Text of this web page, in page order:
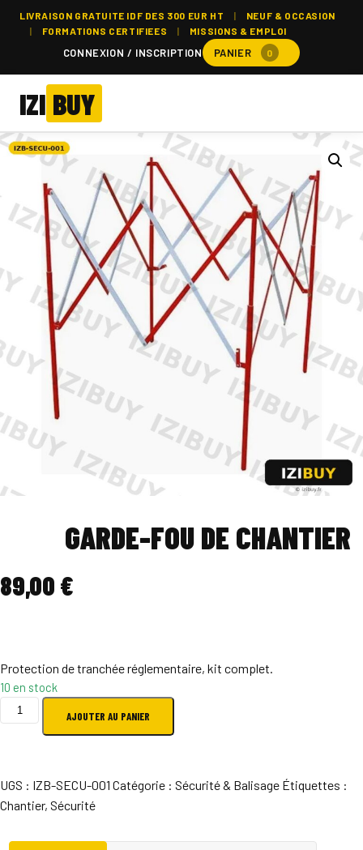
LIVRAISON GRATUITE IDF DES 300 EUR HT |
NEUF & OCCASION
|
FORMATIONS CERTIFIEES | MISSIONS & EMPLOI
CONNEXION / INSCRIPTION PANIER 0
IZI BUY
GARDE-FOU DE CHANTIER
89,00 €
Protection de tranchée réglementaire, kit complet.
10 en stock
quantité
de
de
chantier
AJOUTER AU PANIER
UGS : IZB-SECU-001 Catégorie : Sécurité & Balisage Étiquettes :
Chantier, Sécurité